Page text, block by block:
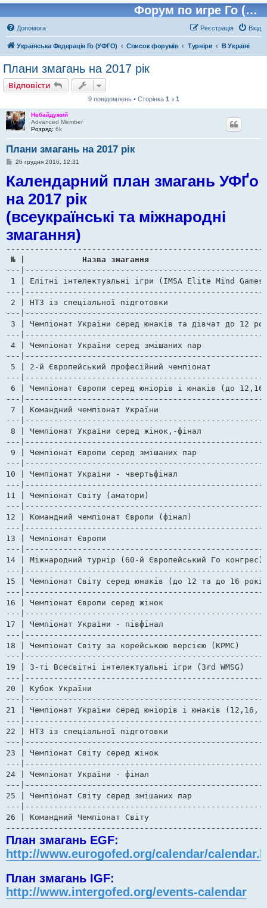
Форум по игре Го (Бадук, Вейчи)
Допомога Вхід
Реєстрація
Українська Федерація Го (УФГО) Список форумів Турніри В Україні
Плани змагань на 2017 рік
Відповісти
9 повідомлень • Сторінка 1 з 1
Небайдужий
Advanced Member
Розряд: 6k
Плани змагань на 2017 рік
П
в
і
о
м
е
н
я
26 грудня 2016, 12:31
Календарний план змагань УФҐо
на 2017 рік
(всеукраїнські та міжнародні
змагання)
---
1 | Елітні інтелектуальні ігри (IMSA Elite Mind Games)	  | ??.??.17-??.??.17  | Цзянсу,
---
2 | НТЗ із спеціальної підготовки  			  | 25.01.17-27.01.17  | Рівне
---
3 | Чемпіонат України серед юнаків та
---
4 | Чемпіонат України серед змішаних пар 		  | 04.02.17-05.02.17  | Київ
---
5 | 2-й Європейський професійний чемпіонат      	  | 08.02.17-10.02.17  | Санкт-Петербург, Росія
---
6 | Чемпіонат Європи серед юніорів і юнаків (до
---
7 | Командний чемпіонат України			  | 04.03.17-05.03.17  | Київ
---
8 | Чемпіонат України серед жінок,-фінал 		  | 23.03.17-26.03.17  | Київ
---
9 | Чемпіонат Європи серед змішаних пар       	          | 01.04.17-02.04.17  | Страсбург, Франція
---
10 | Чемпіонат України - чвертьфінал            	  | 08.04.17-09.04.17  | Київ
---
11 | Чемпіонат Світу (аматори)	   		  	  | ??.06.17-??.06.17  | ..., Корея
---
12 | Командний чемпіонат Європи (фінал)			  | 21.07.17-22.07.17  | Оберхоф, Німеччина
---
13 | Чемпіонат Європи  					  | 23.07.17-30.07.17  | Оберхоф, Німеччина
---
14 | Міжнародний турнір (60-й Європейський Го
---
15 | Чемпіонат Світу серед юнаків (до 12 та до 16
---
16 | Чемпіонат Європи серед жінок  	                  | 19.08.17-20.08.17  | Одеса
---
17 | Чемпіонат України - півфінал 		  	  | 09.09.17-10.09.17  | Київ
---
18 | Чемпіонат Світу за корейською версією (KPMC)	  | ??.??.17-??.??.17  | Сеул, Корея
---
19 | 3-ті Всесвітні інтелектуальні ігри (3rd WMSG) 	  | ??.??.17-??.??.17  | Макао ?
---
20 | Кубок України 					  | 21.10.17-22.10.17  | Київ
---
21 | Чемпіонат України серед юніорів і юнаків
---
22 | НТЗ із спеціальної підготовки  			  | 06.11.17-10.11.17  | Київ
---
23 | Чемпіонат Світу серед жінок	 		  | ??.11.17-??.11.17  | Сужоу, Китай
---
24 | Чемпіонат України - фінал  	  		  | 18.11.17-26.11.17  | Київ
---
25 | Чемпіонат Світу серед змішаних пар 		  | ??.12.17-??.12.17  | Токіо, Японія
---
26 | Командний Чемпіонат Світу		 		  | ??.12.17-??.12.17  | Токіо, Китай
План змагань EGF:
http://www.eurogofed.org/calendar/
План змагань IGF:
http://www.intergofed.org/events-calendar